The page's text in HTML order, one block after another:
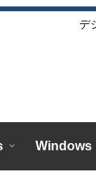
デ
Windows